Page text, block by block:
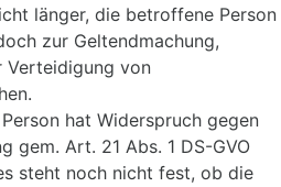
länger, die betroffene Person
zur Geltendmachung,
Verteidigung von
hat Widerspruch gegen
gem. Art. 21 Abs. 1 DS-GVO
steht noch nicht fest, ob die